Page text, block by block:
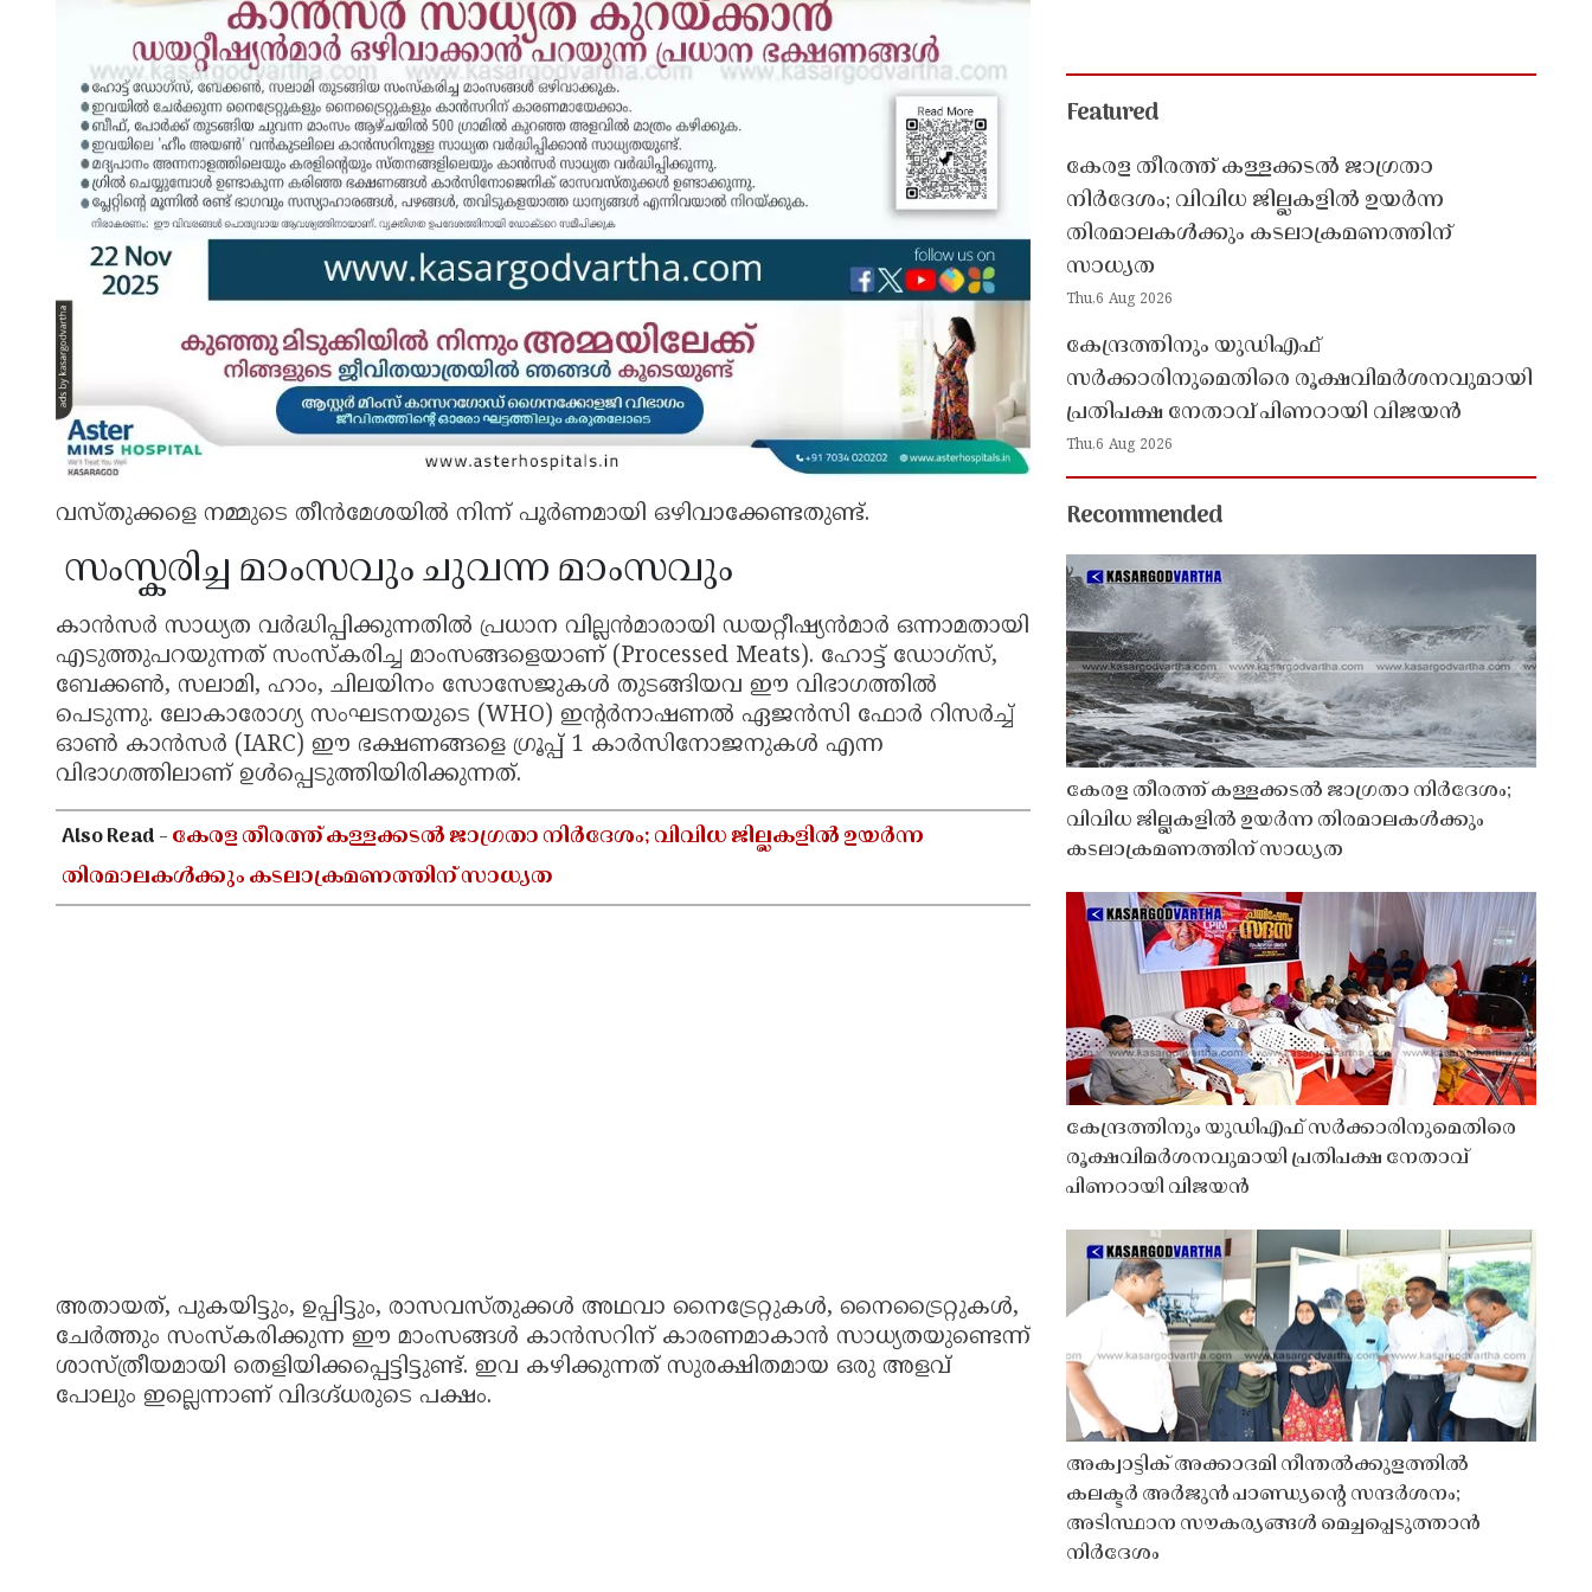
വസ്തുക്കളെ നമ്മുടെ തീൻമേശയിൽ നിന്ന് പൂർണമായി ഒഴിവാക്കേണ്ടതുണ്ട്.
സംസ്കരിച്ച മാംസവും ചുവന്ന മാംസവും
കാൻസർ സാധ്യത വർദ്ധിപ്പിക്കുന്നതിൽ പ്രധാന വില്ലൻമാരായി ഡയറ്റീഷ്യൻമാർ ഒന്നാമതായി
എടുത്തുപറയുന്നത് സംസ്കരിച്ച മാംസങ്ങളെയാണ് (Processed Meats). ഹോട്ട് ഡോഗ്‌സ്,
ബേക്കൺ, സലാമി, ഹാം, ചിലയിനം സോസേജുകൾ തുടങ്ങിയവ ഈ വിഭാഗത്തിൽ
പെടുന്നു. ലോകാരോഗ്യ സംഘടനയുടെ (WHO) ഇന്റർനാഷണൽ ഏജൻസി ഫോർ റിസർച്ച്
ഓൺ കാൻസർ (IARC) ഈ ഭക്ഷണങ്ങളെ ഗ്രൂപ്പ് 1 കാർസിനോജനുകൾ എന്ന
വിഭാഗത്തിലാണ് ഉൾപ്പെടുത്തിയിരിക്കുന്നത്.
Also Read -കേരള തീരത്ത് കള്ളക്കടൽ ജാഗ്രതാ നിർദേശം; വിവിധ ജില്ലകളിൽ ഉയർന്ന
തിരമാലകൾക്കും കടലാക്രമണത്തിന് സാധ്യത
അതായത്, പുകയിട്ടും, ഉപ്പിട്ടും, രാസവസ്തുക്കൾ അഥവാ നൈട്രേറ്റുകൾ, നൈട്രൈറ്റുകൾ,
ചേർത്തും സംസ്‌കരിക്കുന്ന ഈ മാംസങ്ങൾ കാൻസറിന് കാരണമാകാൻ സാധ്യതയുണ്ടെന്ന്
ശാസ്ത്രീയമായി തെളിയിക്കപ്പെട്ടിട്ടുണ്ട്. ഇവ കഴിക്കുന്നത് സുരക്ഷിതമായ ഒരു അളവ്
പോലും ഇല്ലെന്നാണ് വിദഗ്ദ്ധരുടെ പക്ഷം.
Featured
കേരള തീരത്ത് കള്ളക്കടൽ ജാഗ്രതാ
നിർദേശം; വിവിധ ജില്ലകളിൽ ഉയർന്ന
തിരമാലകൾക്കും കടലാക്രമണത്തിന്
സാധ്യത
Thu,6 Aug 2026
കേന്ദ്രത്തിനും യുഡിഎഫ്
സർക്കാരിനുമെതിരെ രൂക്ഷവിമർശനവുമായി
പ്രതിപക്ഷ നേതാവ് പിണറായി വിജയൻ
Thu,6 Aug 2026
Recommended
കേരള തീരത്ത് കള്ളക്കടൽ ജാഗ്രതാ നിർദേശം;
വിവിധ ജില്ലകളിൽ ഉയർന്ന തിരമാലകൾക്കും
കടലാക്രമണത്തിന് സാധ്യത
കേന്ദ്രത്തിനും യുഡിഎഫ് സർക്കാരിനുമെതിരെ
രൂക്ഷവിമർശനവുമായി പ്രതിപക്ഷ നേതാവ്
പിണറായി വിജയൻ
അക്വാട്ടിക് അക്കാദമി നീന്തൽക്കുളത്തിൽ
കലക്ടർ അർജുൻ പാണ്ഡ്യൻ്റെ സന്ദർശനം;
അടിസ്ഥാന സൗകര്യങ്ങൾ മെച്ചപ്പെടുത്താൻ
നിർദേശം